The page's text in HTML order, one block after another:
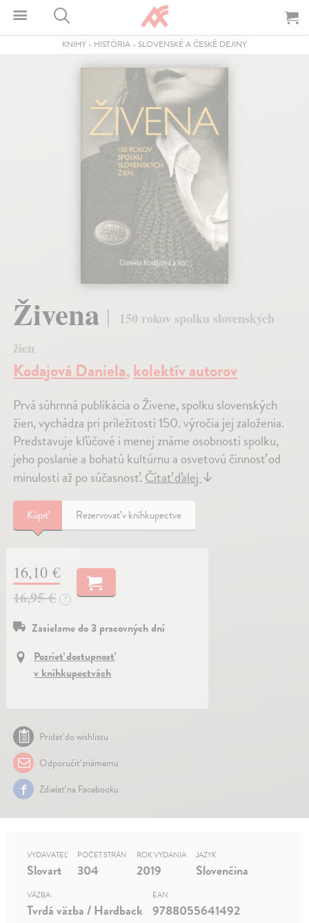
KNIHY - HISTÓRIA - SLOVENSKÉ A ČESKÉ DEJINY
Živena
150 rokov spolku slovenských
žien
Kodajová Daniela,kolektív autorov
Prvá súhrnná publikácia o Živene, spolku slovenských
žien, vychádza pri príležitosti 150. výročia jej založenia.
Predstavuje kľúčové i menej známe osobnosti spolku,
jeho poslanie a bohatú kultúrnu a osvetovú činnosť od
minulosti až po súčasnosť.Čítať ďalej↓
Kúpiť Rezervovať v kníhkupectve
16,10 €
16,95 €
?
Zasielame do 3 pracovných dní
Pozrieť dostupnosť
v kníhkupectvách
Pridať do wishlistu
Odporučiť známemu
Zdielať na Facebooku
VYDAVATEĽ
Slovart
POČET STRÁN
304
ROK VYDANIA
2019
JAZYK
Slovenčina
VÄZBA
Tvrdá väzba / Hardback
EAN
9788055641492